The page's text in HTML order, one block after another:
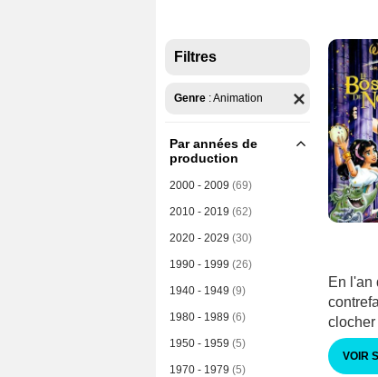
Filtres
Genre :Animation
Par années de
production
2000 - 2009 (69)
2010 - 2019 (62)
2020 - 2029 (30)
1990 - 1999 (26)
1940 - 1949 (9)
1980 - 1989 (6)
1950 - 1959 (5)
1970 - 1979 (5)
En l'an
clocher
VOIR